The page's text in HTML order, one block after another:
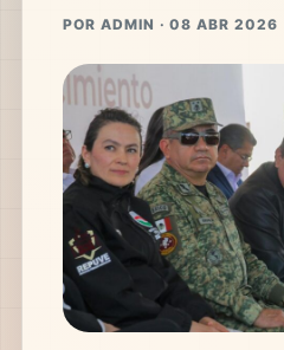
POR ADMIN · 08 ABR 2026